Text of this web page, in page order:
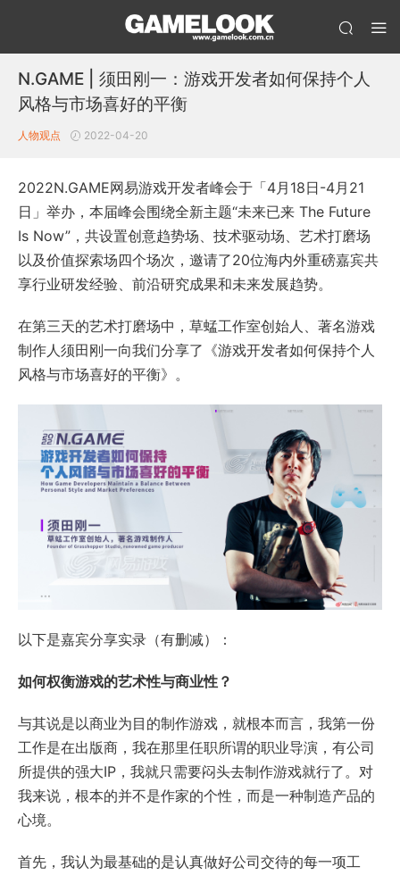
N.GAME | 须田刚一：游戏开发者如何保持个人
风格与市场喜好的平衡
人物观点 2022-04-20
2022N.GAME网易游戏开发者峰会于「4月18日-4月21
日」举办，本届峰会围绕全新主题“未来已来 The Future
Is Now”，共设置创意趋势场、技术驱动场、艺术打磨场
以及价值探索场四个场次，邀请了20位海内外重磅嘉宾共
享行业研发经验、前沿研究成果和未来发展趋势。
在第三天的艺术打磨场中，草蜢工作室创始人、著名游戏
制作人须田刚一向我们分享了《游戏开发者如何保持个人
风格与市场喜好的平衡》。
以下是嘉宾分享实录（有删减）：
如何权衡游戏的艺术性与商业性？
与其说是以商业为目的制作游戏，就根本而言，我第一份
工作是在出版商，我在那里任职所谓的职业导演，有公司
所提供的强大IP，我就只需要闷头去制作游戏就行了。对
我来说，根本的并不是作家的个性，而是一种制造产品的
心境。
首先，我认为最基础的是认真做好公司交待的每一项工